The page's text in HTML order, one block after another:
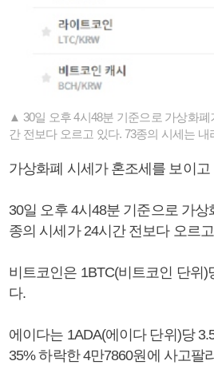
▲ 30일 오후 4시48분 기준으로 가상화
간 전보다 오르고 있다. 73종의 시세는
가상화폐 시세가 혼조세를 보이고
30일 오후 4시48분 기준으로 가
종의 시세가 24시간 전보다 오르
비트코인은 1BTC(비트코인 단위
다.
에이다는 1ADA(에이다 단위)당
35% 하락한 4만7860원에 사고팔